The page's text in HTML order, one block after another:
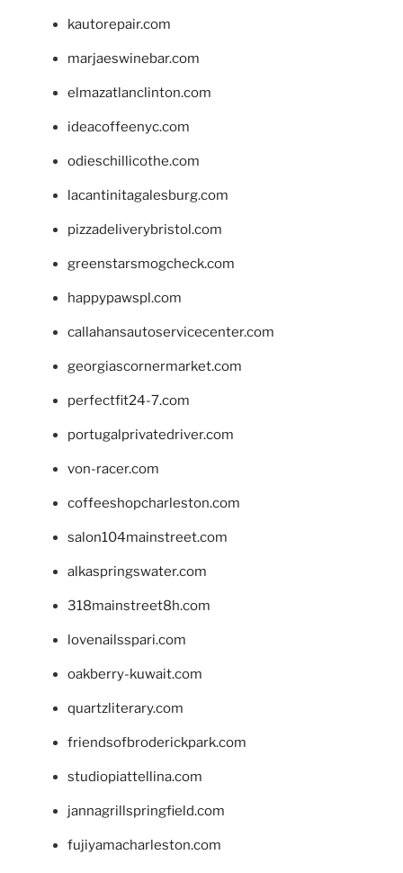
kautorepair.com
marjaeswinebar.com
elmazatlanclinton.com
ideacoffeenyc.com
odieschillicothe.com
lacantinitagalesburg.com
pizzadeliverybristol.com
greenstarsmogcheck.com
happypawspl.com
callahansautoservicecenter.com
georgiascornermarket.com
perfectfit24-7.com
portugalprivatedriver.com
von-racer.com
coffeeshopcharleston.com
salon104mainstreet.com
alkaspringswater.com
318mainstreet8h.com
lovenailsspari.com
oakberry-kuwait.com
quartzliterary.com
friendsofbroderickpark.com
studiopiattellina.com
jannagrillspringfield.com
fujiyamacharleston.com